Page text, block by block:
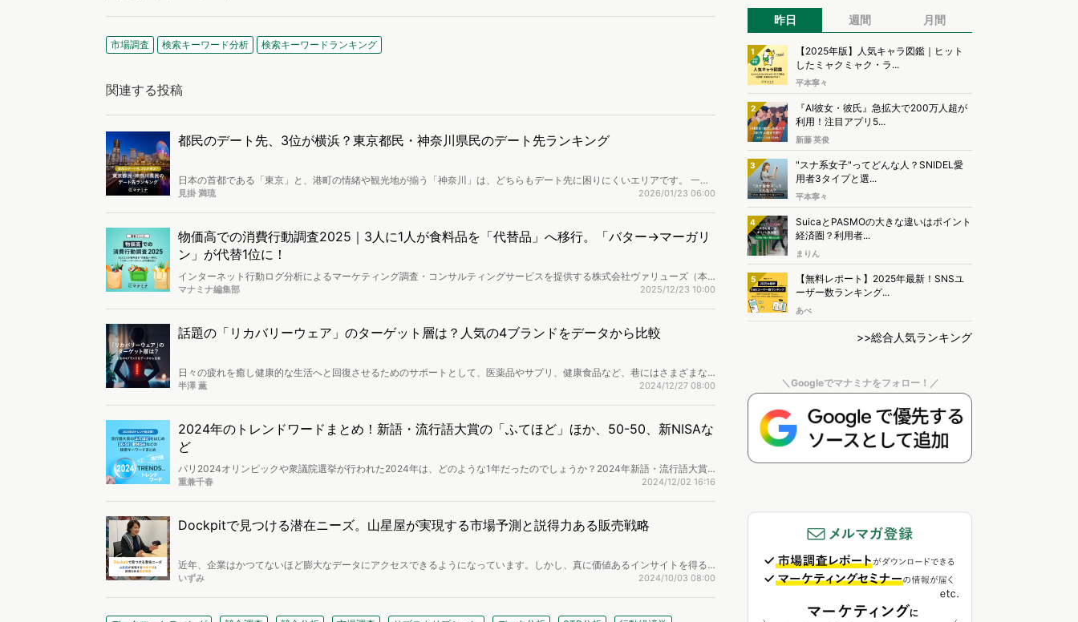
市場調査 検索キーワード分析 検索キーワードランキング
関連する投稿
都民のデート先、3位が横浜？東京都民・神奈川県民のデート先ランキング
日本の首都である「東京」と、港町の情緒や観光地が揃う「神奈川」は、どちらもデート先に困りにくいエリアです。 一方
で、選択肢が多いからこそ「結局みんな、どこに行くのか」が見えにくい面もあります。今回は、Web上の検索データを分
人々は、普段どのような場所でデートをしているのでしょうか。
見掛 満琉 2026/01/23 06:00
物価高での消費行動調査2025｜3人に1人が食料品を「代替品」へ移行。「バター→マーガリ
ン」が代替1位に！
インターネット行動ログ分析によるマーケティング調査・コンサルティングサービスを提供する株式会社ヴァリューズ（本
社：東京都港区、代表取締役社長：辻本 秀幸、以下「ヴァリューズ」）は、国内の18歳以上の男女33,276人を対象に、直近
における興味関心を分析しました。※本レポートは記事末尾のフォームから無料でダウンロードできます。
マナミナ編集部 2025/12/23 10:00
話題の「リカバリーウェア」のターゲット層は？人気の4ブランドをデータから比較
日々の疲れを癒し健康的な生活へと回復させるためのサポートとして、医薬品やサプリ、健康食品など、巷にはさまざまな
情報が溢れています。中でも最近よく見聞きするのが「リカバリーウェア」。着るだけで疲労感などが軽減されると謳う救
半澤 薫 2024/12/27 08:00
2024年のトレンドワードまとめ！新語・流行語大賞の「ふてほど」ほか、50-50、新NISAな
ど
パリ2024オリンピックや衆議院選挙が行われた2024年は、どのような1年だったのでしょうか？2024年新語・流行語大賞
の分析とヴァリューズで分析した今年1年間の週間検索キーワードランキングから2024年のトレンドを分析しました。
重兼千春 2024/12/02 16:16
Dockpitで見つける潜在ニーズ。山星屋が実現する市場予測と説得力ある販売戦略
近年、企業はかつてないほど膨大なデータにアクセスできるようになっています。しかし、真に価値あるインサイトを得る
ことに依然として課題を感じているマーケターも少なくないのではないでしょうか。創業115年を誇る菓子専門商社の株式会
可視化。さらに、1年後、3年後の市場動向を予測し、商品開発や販売戦略の立案につなげています。今回は同社の鈴木美和
氏に活用事例とDockpitだからこそ得られる価値を伺いました。
いずみ 2024/10/03 08:00
昨日 週間 月間
1
【2025年版】人気キャラ図鑑｜ヒット
したミャクミャク・ラ...
平本寧々
2
『AI彼女・彼氏』急拡大で200万人超が
利用！注目アプリ5...
新藤 英俊
3
"スナ系女子"ってどんな人？SNIDEL愛
用者3タイプと選...
平本寧々
4
SuicaとPASMOの大きな違いはポイント
経済圏？利用者...
まりん
5
【無料レポート】2025年最新！SNSユ
ーザー数ランキング...
あべ
>>総合人気ランキング
＼Googleでマナミナをフォロー！／